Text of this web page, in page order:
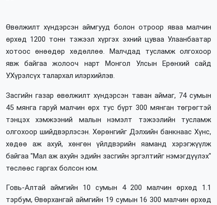
Өвөлжилт хүндэрсэн аймгууд болон отроор яваа малчин
өрхөд 1200 тонн тэжээл хүргэх эхний цуваа Улаанбаатар
хотоос өнөөдөр хөдөллөө. Малчдад тусламж олгохоор
явж байгаа жолооч нарт Монгол Улсын Ерөнхий сайд
У.Хүрэлсүх талархал илэрхийлэв.
Засгийн газар өвөлжилт хүндэрсэн таван аймаг, 74 сумын
45 мянга гаруй малчин өрх тус бүрт 300 мянган төгрөгтэй
тэнцэх хэмжээний малын нэмэлт тэжээлийн тусламж
олгохоор шийдвэрлэсэн. Хөрөнгийг Дэлхийн банкнаас Хүнс,
хөдөө аж ахуй, хөнгөн үйлдвэрийн яаманд хэрэгжүүлж
байгаа "Мал аж ахуйн эдийн засгийн эргэлтийг нэмэгдүүлэх"
төслөөс гаргах болсон юм.
Говь-Алтай аймгийн 10 сумын 4 200 малчин өрхөд 1.1
тэрбум, Өвөрхангай аймгийн 19 сумын 16 300 малчин өрхөд